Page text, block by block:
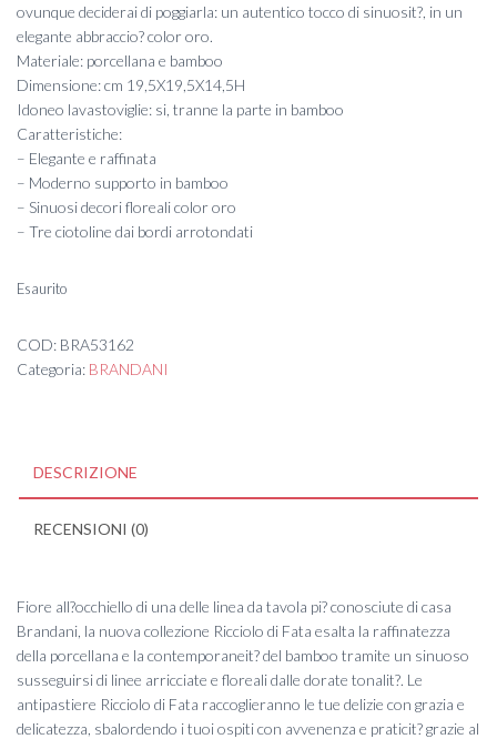
ovunque deciderai di poggiarla: un autentico tocco di sinuosit?, in un
elegante abbraccio? color oro.
Materiale: porcellana e bamboo
Dimensione: cm 19,5X19,5X14,5H
Idoneo lavastoviglie: si, tranne la parte in bamboo
Caratteristiche:
– Elegante e raffinata
– Moderno supporto in bamboo
– Sinuosi decori floreali color oro
– Tre ciotoline dai bordi arrotondati
Esaurito
COD: BRA53162
Categoria: BRANDANI
DESCRIZIONE
RECENSIONI (0)
Fiore all?occhiello di una delle linea da tavola pi? conosciute di casa
Brandani, la nuova collezione Ricciolo di Fata esalta la raffinatezza
della porcellana e la contemporaneit? del bamboo tramite un sinuoso
susseguirsi di linee arricciate e floreali dalle dorate tonalit?. Le
antipastiere Ricciolo di Fata raccoglieranno le tue delizie con grazia e
delicatezza, sbalordendo i tuoi ospiti con avvenenza e praticit? grazie al